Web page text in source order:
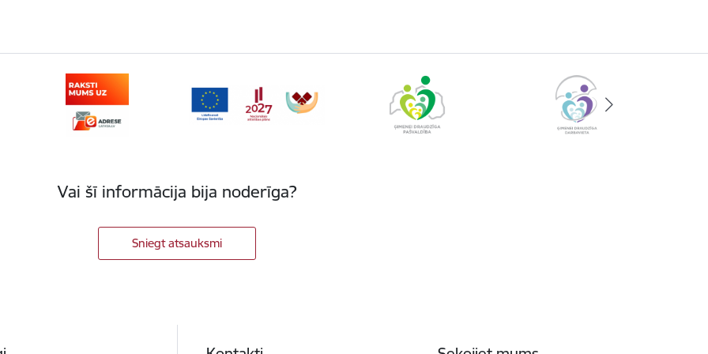
Vai šī informācija bija noderīga?
Sniegt atsauksmi